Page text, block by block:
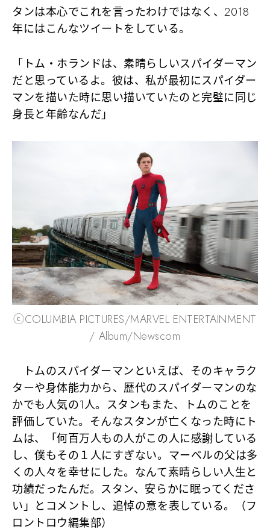
タンは本心でこれを言ったわけではなく、2018
年にはこんなツイートをしている。
「トム・ホランドは、素晴らしいスパイダーマン
だと思っているよ。彼は、私が最初にスパイダー
マンを描いた時に思い描いていたのと完璧に同じ
身長と年齢なんだ」
ⓒCOLUMBIA PICTURES/MARVEL ENTERTAINMENT
/ Album/Newscom
トムのスパイダーマンといえば、そのキャラク
ターや身体能力から、歴代のスパイダーマンのな
かでも人気の1人。スタンもまた、トムのことを
評価していた。そんなスタンが亡くなった時にト
ムは、「何百万人もの人がこの人に感謝している
し、僕もその１人にすぎない。マーベルの父は多
くの人々を幸せにした。なんて素晴らしい人生と
功績だったんだ。スタン、安らかに眠ってくださ
い」とコメントし、追悼の意を表している。（フ
ロントロウ編集部）